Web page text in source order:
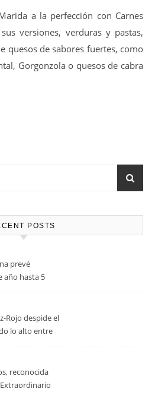
a la perfección con Carnes
versiones, verduras y pastas,
quesos de sabores fuertes, como
Gorgonzola o quesos de cabra
POSTS
prevé
año hasta 5
Rojo despide el
lo alto entre
reconocida